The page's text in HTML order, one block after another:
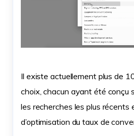
Il existe actuellement plus de
choix, chacun ayant été conçu
les recherches les plus récents
d’optimisation du taux de